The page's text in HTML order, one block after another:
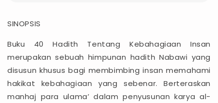
SINOPSIS
Buku 40 Hadith Tentang Kebahagiaan Insan
merupakan sebuah himpunan hadith Nabawi yang
disusun khusus bagi membimbing insan memahami
hakikat kebahagiaan yang sebenar. Berteraskan
manhaj para ulama’ dalam penyusunan karya al-